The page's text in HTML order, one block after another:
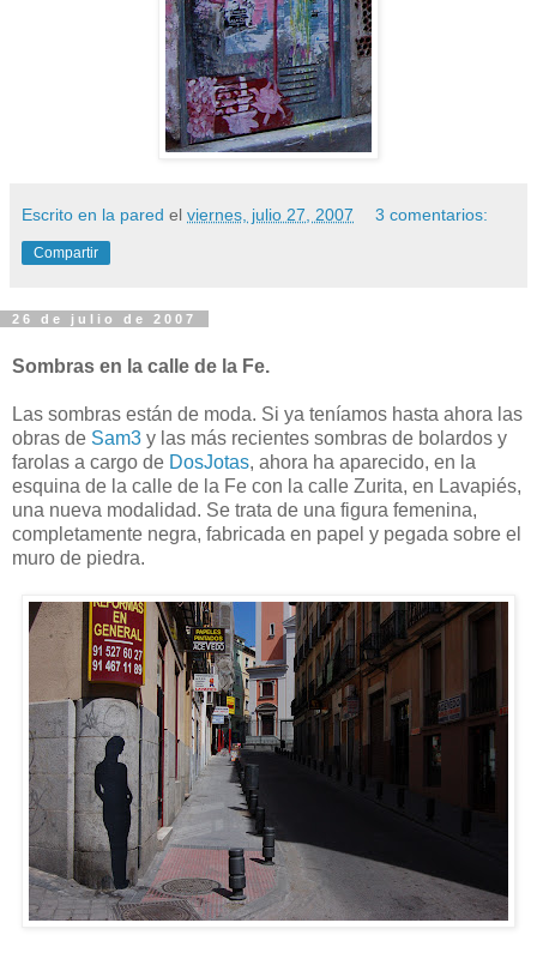
Escrito en la pared el viernes, julio 27, 2007 3 comentarios:
Compartir
26 de julio de 2007
Sombras en la calle de la Fe.
Las sombras están de moda. Si ya teníamos hasta ahora las
obras de Sam3 y las más recientes sombras de bolardos y
farolas a cargo de DosJotas, ahora ha aparecido, en la
esquina de la calle de la Fe con la calle Zurita, en Lavapiés,
una nueva modalidad. Se trata de una figura femenina,
completamente negra, fabricada en papel y pegada sobre el
muro de piedra.